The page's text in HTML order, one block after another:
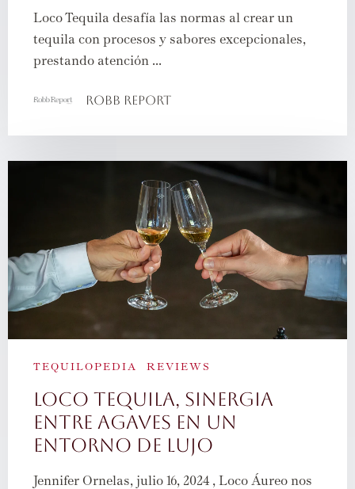
Loco Tequila desafía las normas al crear un
tequila con procesos y sabores excepcionales,
prestando atención ...
Robb Report
TEQUILOPEDIA REVIEWS
Loco Tequila, sinergia
entre agaves en un
entorno de lujo
Jennifer Ornelas, julio 16, 2024 , Loco Áureo nos